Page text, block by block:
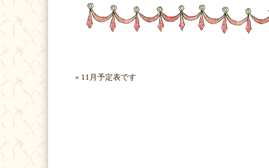
« 11月予定表です